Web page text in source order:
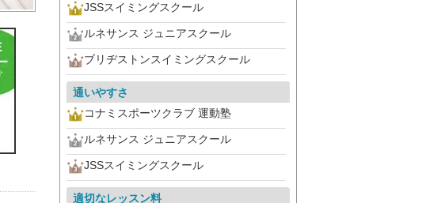
JSSスイミングスクール
ルネサンス ジュニアスクール
ブリヂストンスイミングスクール
通いやすさ
コナミスポーツクラブ 運動塾
ルネサンス ジュニアスクール
JSSスイミングスクール
適切なレッスン料